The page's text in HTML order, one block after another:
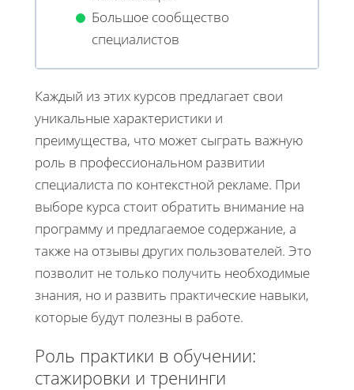
Большое сообщество
специалистов
Каждый из этих курсов предлагает свои
уникальные характеристики и
преимущества, что может сыграть важную
роль в профессиональном развитии
специалиста по контекстной рекламе. При
выборе курса стоит обратить внимание на
программу и предлагаемое содержание, а
также на отзывы других пользователей. Это
позволит не только получить необходимые
знания, но и развить практические навыки,
которые будут полезны в работе.
Роль практики в обучении:
стажировки и тренинги